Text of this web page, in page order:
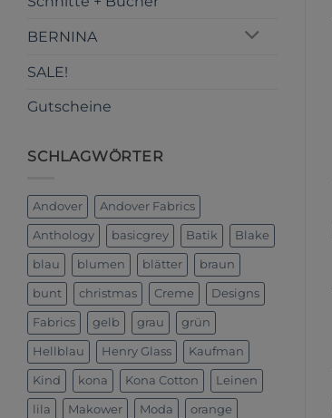
BERNINA
SALE!
Gutscheine
SCHLAGWÖRTER
Andover Andover Fabrics
Anthology basicgrey Batik Blake
blau blumen blätter braun
bunt christmas Creme Designs
Fabrics gelb grau grün
Hellblau Henry Glass Kaufman
Kind kona Kona Cotton Leinen
lila Makower Moda orange